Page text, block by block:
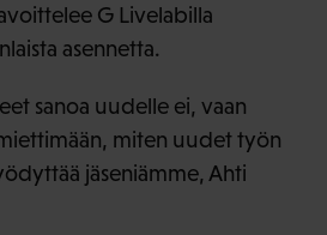
G Livelabilla
asennetta.
sanoa uudelle ei, vaan
miten uudet työn
jäseniämme, Ahti